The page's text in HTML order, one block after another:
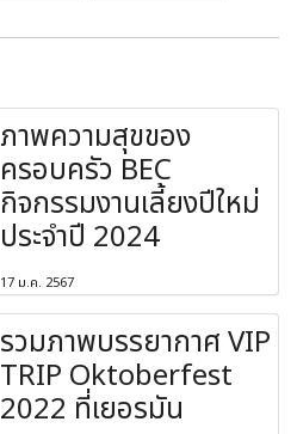
ภาพความสุขของ
ครอบครัว BEC
กิจกรรมงานเลี้ยงปีใหม่
ประจำปี 2024
17 ม.ค. 2567
รวมภาพบรรยากาศ VIP
TRIP Oktoberfest
2022 ที่เยอรมัน